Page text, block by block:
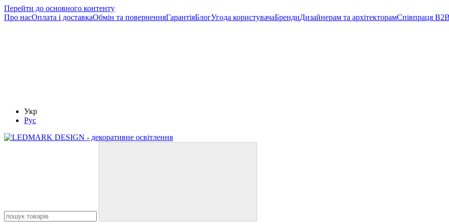
Перейти до основного контенту
Про насОплата і доставкаОбмін та поверненняГарантіяБлогУгода користувачаБрендиДизайнерам та архітекторамСпівпраця B2B
Укр
Рус